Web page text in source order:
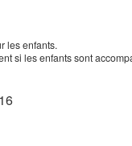
les enfants.
si les enfants sont